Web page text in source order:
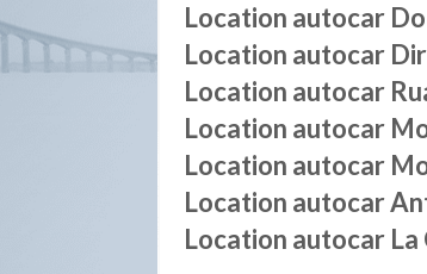
Location autocar
Location autocar
Location autocar
Location autocar
Location autocar
Location autocar
Location autocar